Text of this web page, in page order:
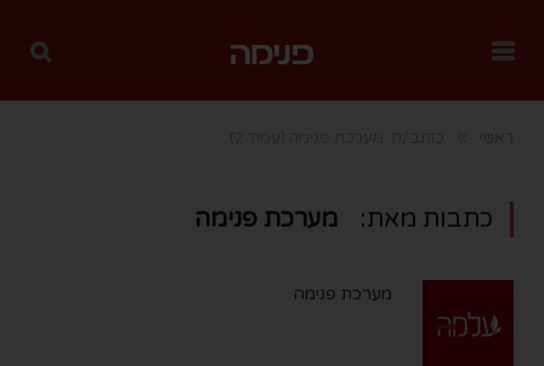
כתבות מאת: מערכת פנימה
מערכת פנימה